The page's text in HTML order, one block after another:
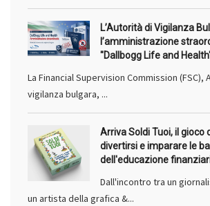
L’Autorità di Vigilanza
l’amministrazione
"Dallbogg Life and
La Financial Supervision Commission (FSC),
vigilanza bulgara, ...
Arriva Soldi Tuoi, il gioco
divertirsi e imparare le
dell'educazione
Dall'incontro tra un
un artista della grafica &...